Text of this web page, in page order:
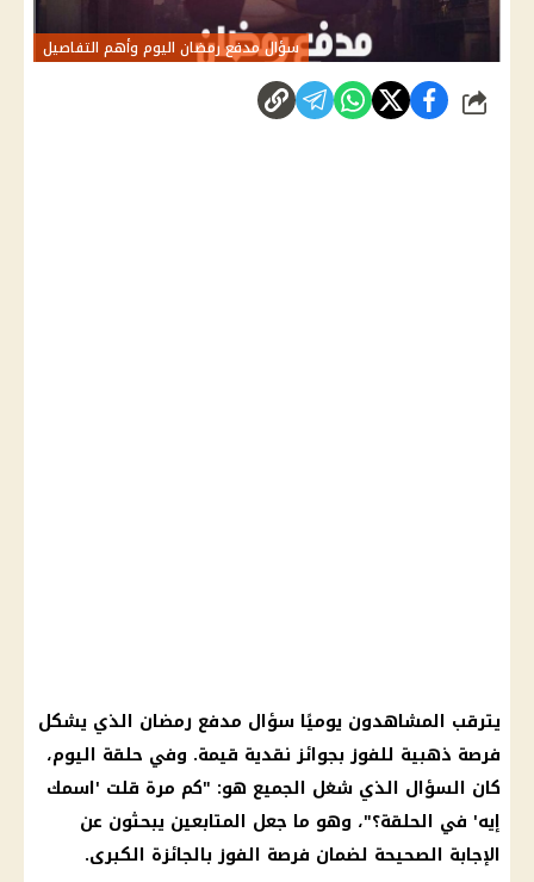
سؤال مدفع رمضان اليوم وأهم التفاصيل
شارك
يترقب المشاهدون يوميًا سؤال مدفع رمضان الذي يشكل
فرصة ذهبية للفوز بجوائز نقدية قيمة. وفي حلقة اليوم،
كان السؤال الذي شغل الجميع هو: "كم مرة قلت 'اسمك
إيه' في الحلقة؟"، وهو ما جعل المتابعين يبحثون عن
الإجابة الصحيحة لضمان فرصة الفوز بالجائزة الكبرى.